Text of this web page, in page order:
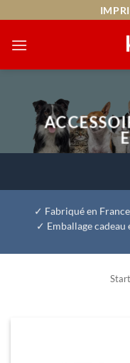
springen
Fabriqué en France
Emballage
Start